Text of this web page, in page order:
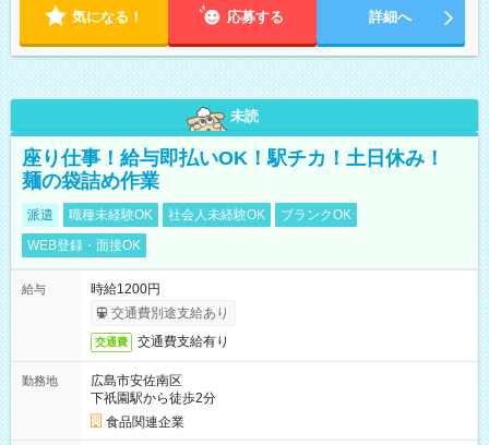
気になる！ 応募する 詳細へ
未読
座り仕事！給与即払いOK！駅チカ！土日休み！
麺の袋詰め作業
派遣 職種未経験OK 社会人未経験OK
ブランクOK
WEB登録・面接OK
給与
時給1200円
交通費別途支給あり
交通費 交通費支給有り
勤務地
広島市安佐南区
下祇園駅から徒歩2分
食品関連企業